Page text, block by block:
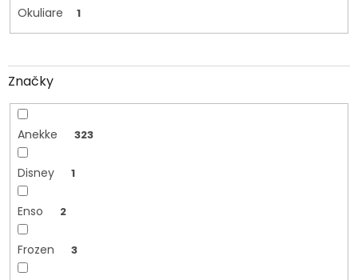
Okuliare 1
Značky
Anekke 323
Disney 1
Enso 2
Frozen 3